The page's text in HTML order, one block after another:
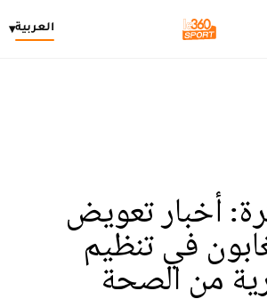
العربية▾
أخبار تعويض
في تنظيم
من الصحة